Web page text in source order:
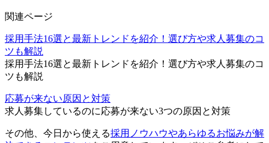
関連ページ
採用手法16選と最新トレンドを紹介！選び方や求人募集のコ
ツも解説
採用手法16選と最新トレンドを紹介！選び方や求人募集のコ
ツも解説
応募が来ない原因と対策
求人募集しているのに応募が来ない3つの原因と対策
その他、今日から使える採用ノウハウやあらゆるお悩みが解